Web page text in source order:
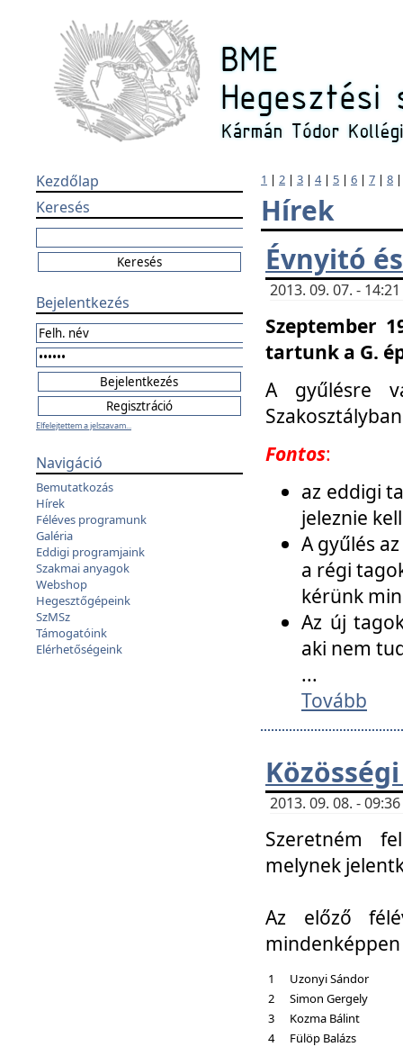
Kezdőlap
Keresés
Bejelentkezés
Elfelejtettem a jelszavam...
Navigáció
Bemutatkozás
Hírek
Féléves programunk
Galéria
Eddigi programjaink
Szakmai anyagok
Webshop
Hegesztőgépeink
SzMSz
Támogatóink
Elérhetőségeink
1 | 2 | 3 | 4| 5 | 6 | 7 | 8
Hírek
Évnyitó
2013. 09. 07. -
Szeptember
tartunk a G.
A gyűlésre
Fontos:
az eddigi
jeleznie
A gyűlés
a régi
kérünk
Az új
aki nem
...
Tovább
2013. 09. 08. -
Szeretném
melynek
Az előző
1
Uzonyi Sándor
2
Simon Gergely
3
Kozma Bálint
4
Fülöp Balázs